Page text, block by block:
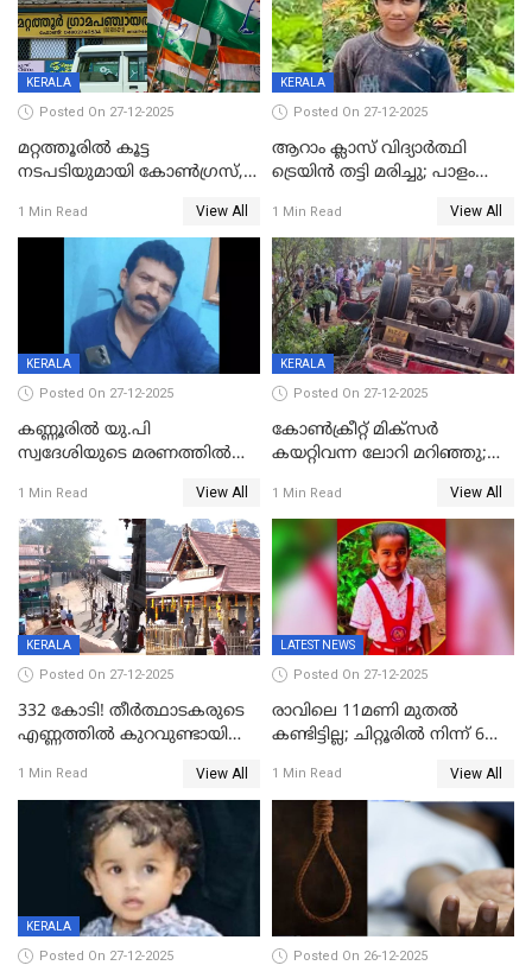
KERALA
Posted On 27-12-2025
മറ്റത്തൂരിൽ കൂട്ട
നടപടിയുമായി കോണ്‍ഗ്രസ്,
എട്ട് പേര്‍ ഉള്‍പ്പെടെ
പത്തുപേരെ പുറത്താക്കി,
ചൊവ്വന്നൂരിലും നടപടി
1 Min Read View All
KERALA
Posted On 27-12-2025
ആറാം ക്ലാസ് വിദ്യാർത്ഥി
ട്രെയിൻ തട്ടി മരിച്ചു; പാളം
അപകടം മലപ്പുറത്ത്
1 Min Read View All
KERALA
Posted On 27-12-2025
കണ്ണൂരിൽ യു.പി
സ്വദേശിയുടെ മരണത്തിൽ
കേസ്; തർക്കമുണ്ടായത്
ഫേഷ്യലിന് 300 രൂപ
ആവശ്യപ്പെട്ടതിനെച്ചൊല്ലി
1 Min Read View All
KERALA
Posted On 27-12-2025
കോണ്‍ക്രീറ്റ് മിക്‌സര്‍
കയറ്റിവന്ന ലോറി മറിഞ്ഞു;
അപകടം കണ്ണൂരിൽ
1 Min Read View All
KERALA
Posted On 27-12-2025
332 കോടി! തീർത്ഥാടകരുടെ
എണ്ണത്തിൽ കുറവുണ്ടായിട്ടും
കുതിച്ചുയരുന്നു
1 Min Read View All
LATEST NEWS
Posted On 27-12-2025
രാവിലെ 11മണി മുതൽ
കണ്ടിട്ടില്ല; ചിറ്റൂരിൽ നിന്ന് 6
1 Min Read View All
KERALA
Posted On 27-12-2025 Posted On 26-12-2025